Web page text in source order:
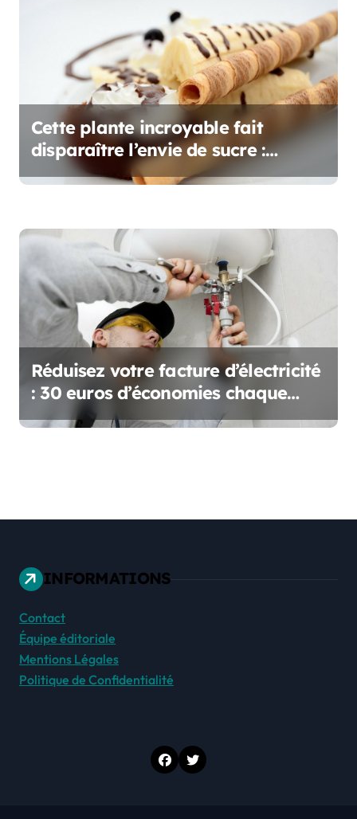
l
e
Cette plante incroyable fait
disparaître l’envie de sucre :
Mastiquez-la avant le repas !
Réduisez votre facture d’électricité
: 30 euros d’économies chaque
mois avec cette astuce utile des
INFORMATIONS
Contact
Équipe éditoriale
Mentions Légales
Politique de Confidentialité